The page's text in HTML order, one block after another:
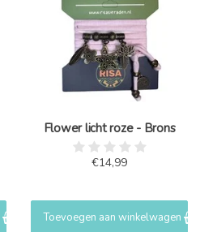
Flower licht roze - Brons
€14,99
Toevoegen aan winkelwagen